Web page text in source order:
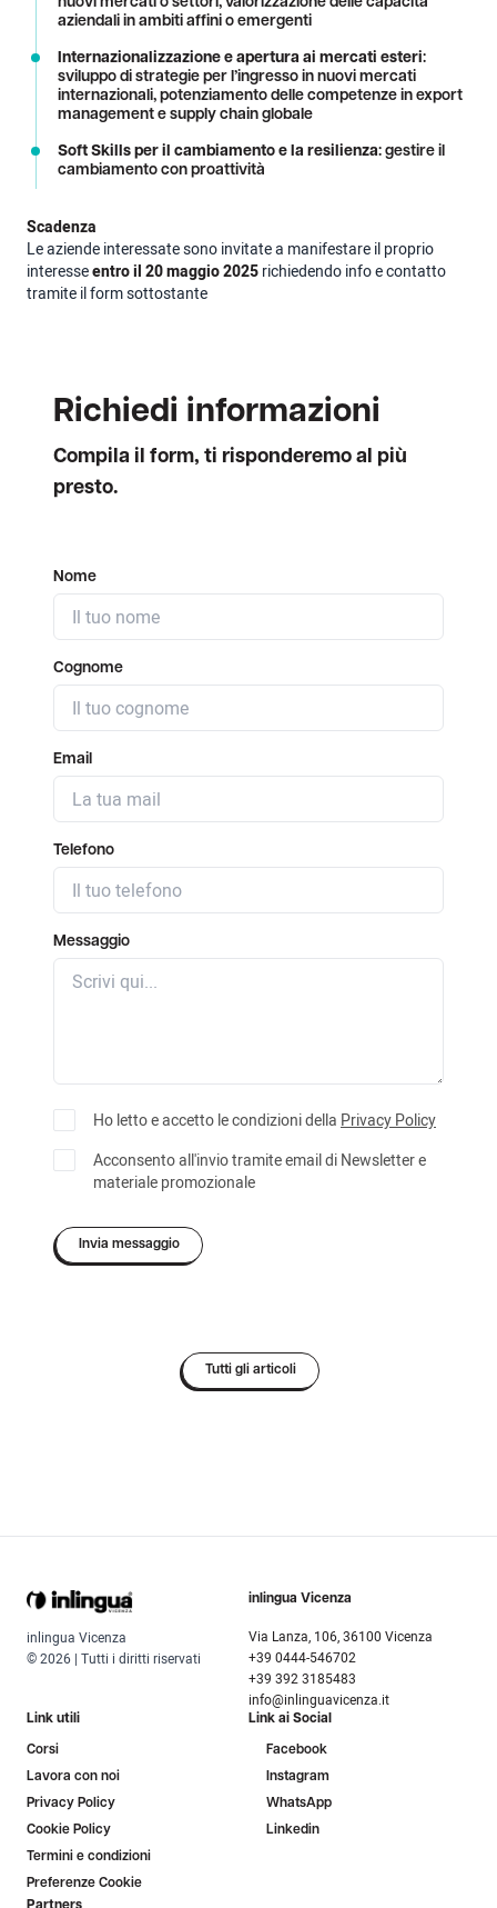
aziendali in ambiti affini o emergenti
Internazionalizzazione e apertura ai mercati esteri:
sviluppo di strategie per l’ingresso in nuovi mercati
internazionali, potenziamento delle competenze in export
management e supply chain globale
Soft Skills per il cambiamento e la resilienza: gestire il
cambiamento con proattività
Scadenza
Le aziende interessate sono invitate a manifestare il proprio
interesseentro il 20 maggio 2025 richiedendo info e contatto
tramite il form sottostante
Richiedi informazioni
Compila il form, ti risponderemo al più
presto.
Nome
Cognome
Email
Telefono
Messaggio
Ho letto e accetto le condizioni della Privacy Policy
Acconsento all'invio tramite email di Newsletter e
materiale promozionale
Invia messaggio
Tutti gli articoli
inlingua Vicenza
© 2026 | Tutti i diritti riservati
inlingua Vicenza
Via Lanza, 106, 36100 Vicenza
+39 0444-546702
+39 392 3185483
info@inlinguavicenza.it
Link utili
Corsi
Lavora con noi
Privacy Policy
Cookie Policy
Termini e condizioni
Preferenze Cookie
Link ai Social
Facebook
Instagram
WhatsApp
Linkedin